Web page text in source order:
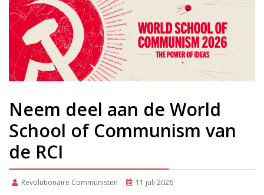
Neem deel aan de World
School of Communism van
de RCI
Revolutionaire Communisten 11 juli 2026